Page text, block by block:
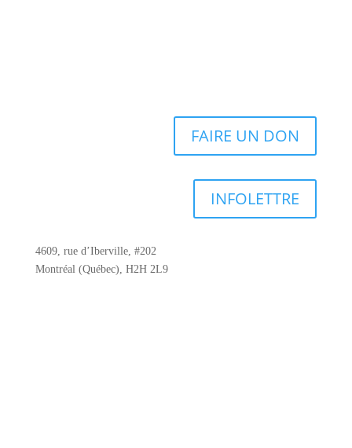
FAIRE UN DON
INFOLETTRE
4609, rue d’Iberville, #202
Montréal (Québec), H2H 2L9